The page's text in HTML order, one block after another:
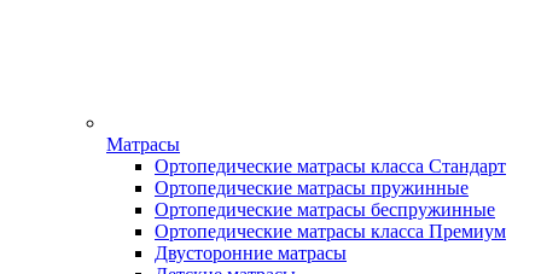
Матрасы
Ортопедические матрасы класса Стандарт
Ортопедические матрасы пружинные
Ортопедические матрасы беспружинные
Ортопедические матрасы класса Премиум
Двусторонние матрасы